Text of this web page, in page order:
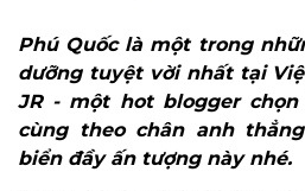
Phú Quốc là một trong
dưỡng tuyệt vời nhất tại
JR - một hot blogger
cùng theo chân anh
biển đầy ấn tượng này nhé.